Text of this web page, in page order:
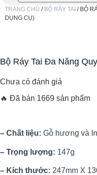
TRANG CHỦ / BỘ RÁY TAI / BỘ
DỤNG CỤ)
Bộ Ráy Tai Đa Năng
Chưa có đánh giá
🔥 Đã bán 1669 sản phẩm
– Chất liệu: Gỗ hương và
– Trọng lượng: 147g
– Kích thước: 247mm X